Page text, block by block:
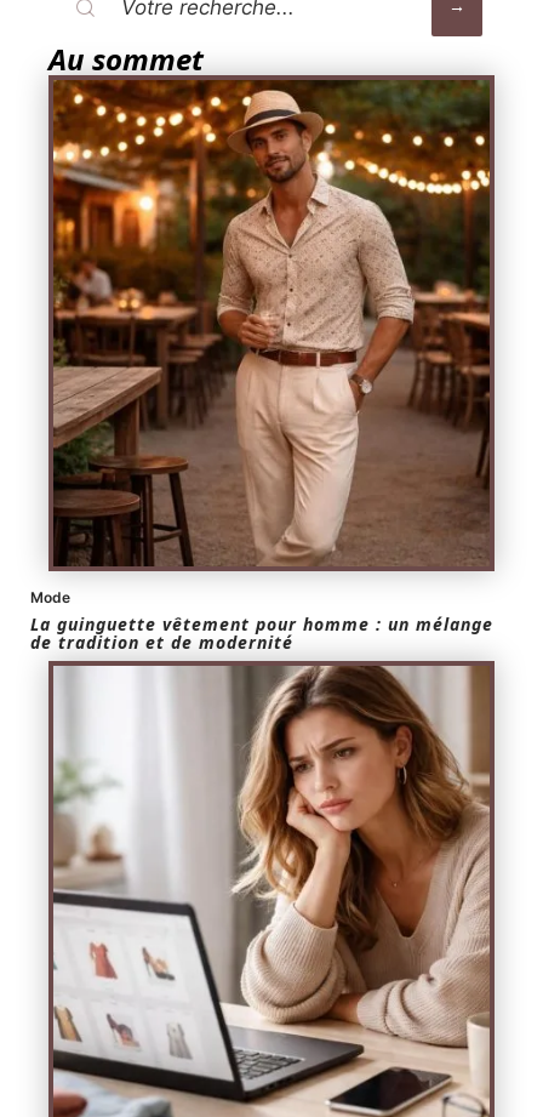
Au sommet
Mode
La guinguette vêtement pour homme : un mélange
de tradition et de modernité